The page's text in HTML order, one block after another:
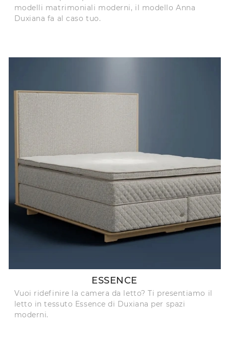
modelli matrimoniali moderni, il modello Anna
Duxiana fa al caso tuo.
ESSENCE
Vuoi ridefinire la camera da letto? Ti presentiamo il
letto in tessuto Essence di Duxiana per spazi
moderni.